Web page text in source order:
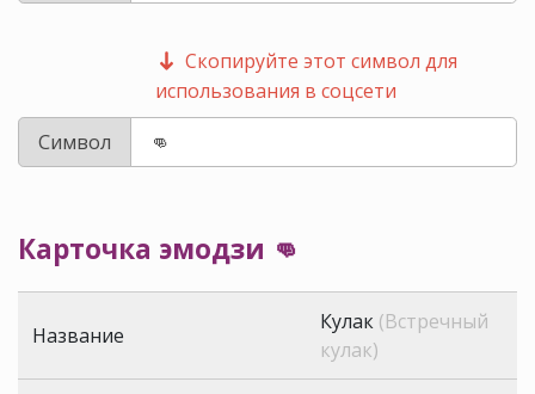
Скопируйте этот символ для
использования в соцсети
Символ
Карточка эмодзи 👊
Название
Кулак (Встречный
кулак)